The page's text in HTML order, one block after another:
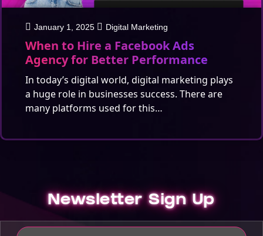
January 1, 2025 Digital Marketing
When to Hire a Facebook Ads
Agency for Better Performance
In today’s digital world, digital marketing plays
a huge role in businesses success. There are
many platforms used for this…
Newsletter Sign Up